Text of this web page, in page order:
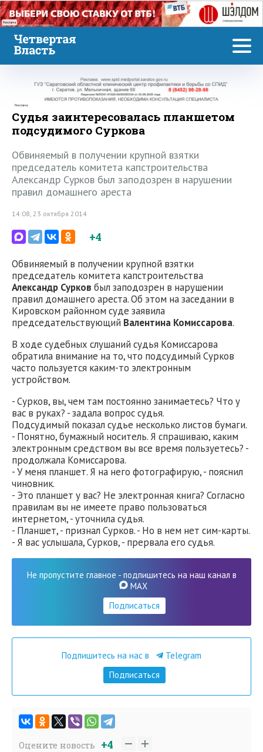
Реклама
Реклама
Судья заинтересовалась планшетом
подсудимого Суркова
Обвиняемый в получении крупной взятки
председатель комитета капстроительства
Александр Сурков был заподозрен в нарушении
правил домашнего ареста
14:08, 23 октября 2014
+4
Обвиняемый в получении крупной взятки
председатель комитета капстроительства
Александр Сурков был заподозрен в нарушении
правил домашнего ареста. Об этом на заседании в
Кировском районном суде заявила
председательствующий Валентина Комиссарова.
В ходе судебных слушаний судья Комиссарова
обратила внимание на то, что подсудимый Сурков
часто пользуется каким-то электронным
устройством.
- Сурков, вы, чем там постоянно занимаетесь? Что у
вас в руках? - задала вопрос судья.
Подсудимый показал судье несколько листов бумаги.
- Понятно, бумажный носитель. Я спрашиваю, каким
электронным средством вы все время пользуетесь? -
продолжала Комиссарова.
- У меня планшет. Я на него фотографирую, - пояснил
чиновник.
- Это планшет у вас? Не электронная книга? Согласно
правилам вы не имеете право пользоваться
интернетом, - уточнила судья.
- Планшет, - признал Сурков. - Но в нем нет сим-карты.
- Я вас услышала, Сурков, - прервала его судья.
Не пропустите главное - подпишитесь на наш канал в
MAX
Подписаться
Подпишитесь на нас в
Telegram
Подписаться
Оцените новость +4